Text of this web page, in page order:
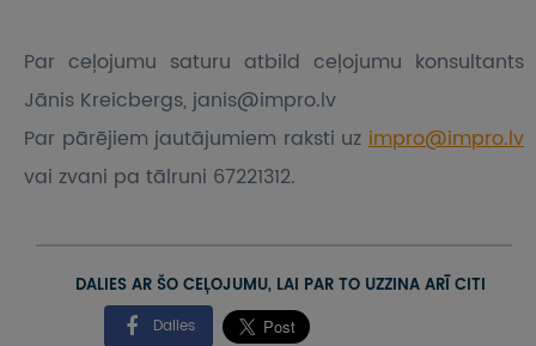
Par ceļojumu saturu atbild ceļojumu konsultants
Jānis Kreicbergs, janis@impro.lv
Par pārējiem jautājumiem raksti uz impro@impro.lv
vai zvani pa tālruni 67221312.
DALIES AR ŠO CEĻOJUMU, LAI PAR TO UZZINA ARĪ CITI
Dalies